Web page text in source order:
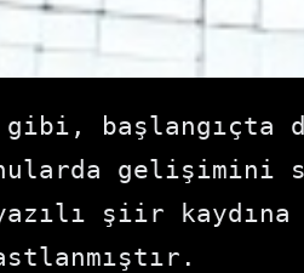
başlangıçta
gelişimini
şiir kaydına